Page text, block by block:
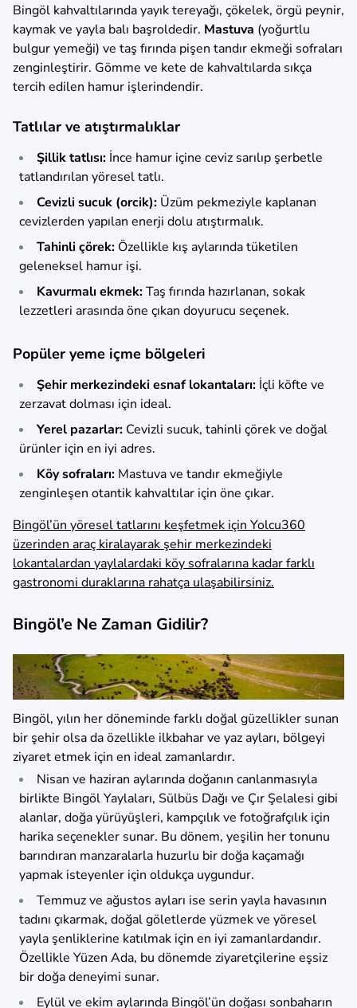
Bingöl kahvaltılarında yayık tereyağı, çökelek, örgü peynir,
kaymak ve yayla balı başroldedir. Mastuva (yoğurtlu
bulgur yemeği) ve taş fırında pişen tandır ekmeği sofraları
zenginleştirir. Gömme ve kete de kahvaltılarda sıkça
tercih edilen hamur işlerindendir.
Tatlılar ve atıştırmalıklar
Şillik tatlısı: İnce hamur içine ceviz sarılıp şerbetle
tatlandırılan yöresel tatlı.
Cevizli sucuk (orcik): Üzüm pekmeziyle kaplanan
cevizlerden yapılan enerji dolu atıştırmalık.
Tahinli çörek: Özellikle kış aylarında tüketilen
geleneksel hamur işi.
Kavurmalı ekmek:Taş fırında hazırlanan, sokak
lezzetleri arasında öne çıkan doyurucu seçenek.
Popüler yeme içme bölgeleri
Şehir merkezindeki esnaf lokantaları: İçli köfte ve
zerzavat dolması için ideal.
Yerel pazarlar: Cevizli sucuk, tahinli çörek ve doğal
ürünler için en iyi adres.
Köy sofraları: Mastuva ve tandır ekmeğiyle
zenginleşen otantik kahvaltılar için öne çıkar.
Bingöl’ün yöresel tatlarını keşfetmek için Yolcu360
üzerinden araç kiralayarak şehir merkezindeki
lokantalardan yaylalardaki köy sofralarına kadar farklı
gastronomi duraklarına rahatça ulaşabilirsiniz.
Bingöl’e Ne Zaman Gidilir?
Bingöl, yılın her döneminde farklı doğal güzellikler sunan
bir şehir olsa da özellikle ilkbahar ve yaz ayları, bölgeyi
ziyaret etmek için en ideal zamanlardır.
Nisan ve haziran aylarında doğanın canlanmasıyla
birlikte Bingöl Yaylaları, Sülbüs Dağı ve Çır Şelalesi gibi
alanlar, doğa yürüyüşleri, kampçılık ve fotoğrafçılık için
harika seçenekler sunar. Bu dönem, yeşilin her tonunu
barındıran manzaralarla huzurlu bir doğa kaçamağı
yapmak isteyenler için oldukça uygundur.
Temmuz ve ağustos ayları ise serin yayla havasının
tadını çıkarmak, doğal göletlerde yüzmek ve yöresel
yayla şenliklerine katılmak için en iyi zamanlardandır.
Özellikle Yüzen Ada, bu dönemde ziyaretçilerine eşsiz
bir doğa deneyimi sunar.
Eylül ve ekim aylarında Bingöl’ün doğası sonbaharın